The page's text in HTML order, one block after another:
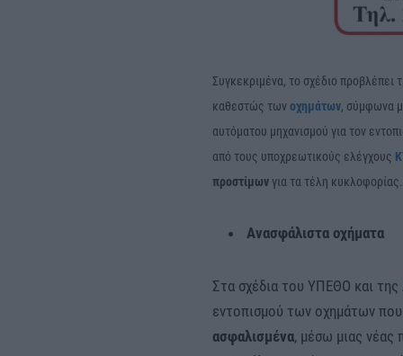
Συγκεκριμένα, το σχέδιο προβλέπει
καθεστώς τωνοχημάτων, σύμφωνα
αυτόματου μηχανισμού για τον
από τους υποχρεωτικούς ελέγχους
προστίμωνγια τα τέλη κυκλοφορίας.
Ανασφάλιστα οχήματα
Στα σχέδια του ΥΠΕΘΟ και της
εντοπισμού των οχημάτων
ασφαλισμένα, μέσω μιας νέας